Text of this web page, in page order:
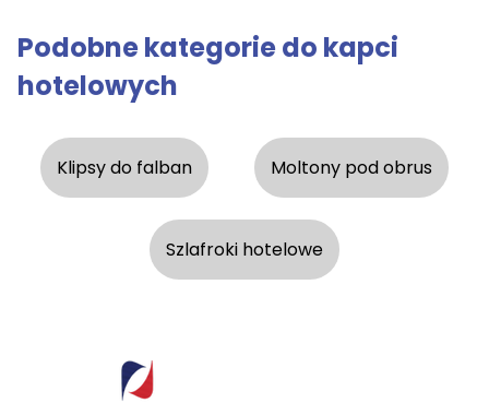
Podobne kategorie do kapci
hotelowych
Klipsy do falban Moltony pod obrus
Szlafroki hotelowe